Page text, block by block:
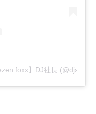
foxx】DJ社長